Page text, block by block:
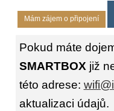
Mám zájem o připojení
Pokud máte
SMARTBOXjiž
této adrese:
aktualizaci údajů.